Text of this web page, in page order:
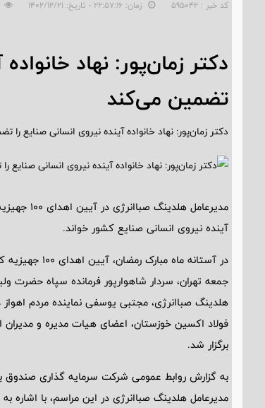
کد خبر : 595042 زمان: ۲۲:۵۷:۱۶ - تاریخ: ۱۴۰۲/۱۲/۲۱
دکتر زمان‌پور: نهاد
تضمین می‌کند
دکتر زمان‌پور: نهاد خانواده آینده نیروی انسانی صنایع را
آینده نیروی انسانی صنایع کشور خواند.
در آستانه
جمعه تهران، سردار شاهوارپور فرمانده سپاه حضرت
هلدینگ صباانرژی، مجتبی یوسفی نماینده مردم
فولاد اکسین خوزستان، اعضای هیات مدیره و
برگزار شد.
به گزارش روابط عمومی شرکت سرمایه گذاری صندوق
مدیرعامل هلدینگ صباانرژی در این مراسم، با